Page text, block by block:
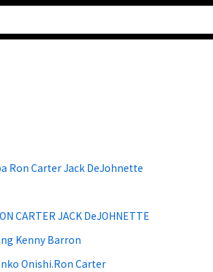
Ron Carter Jack DeJohnette
CARTER JACK DeJOHNETTE
Kenny Barron
Onishi.Ron Carter